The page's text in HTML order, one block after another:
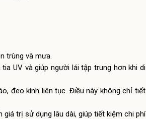
trùng và mưa.
UV và giúp người lái tập trung hơn khi di
đeo kính liên tục. Điều này không chỉ tiết
trị sử dụng lâu dài, giúp tiết kiệm chi phí